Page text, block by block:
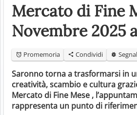
Mercato di Fine
Novembre 2025
Promemoria Condividi
Saronno torna a trasformarsi in
creatività, scambio e cultura
Mercato di Fine Mese ,
rappresenta un punto di